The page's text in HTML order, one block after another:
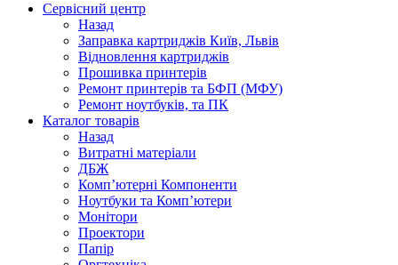
Сервісний центр
Назад
Заправка картриджів Київ, Львів
Відновлення картриджів
Прошивка принтерів
Ремонт принтерів та БФП (МФУ)
Ремонт ноутбуків, та ПК
Каталог товарів
Назад
Витратні матеріали
ДБЖ
Комп’ютерні Компоненти
Ноутбуки та Комп’ютери
Монітори
Проектори
Папір